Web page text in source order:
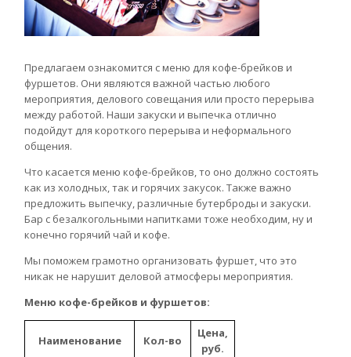
Предлагаем ознакомится с меню для кофе-брейков и
фуршетов. Они являются важной частью любого
мероприятия, делового совещания или просто перерыва
между работой. Наши закуски и выпечка отлично
подойдут для короткого перерыва и неформального
общения.
Что касается меню кофе-брейков, то оно должно состоять
как из холодных, так и горячих закусок. Также важно
предложить выпечку, различные бутерброды и закуски.
Бар с безалкогольными напитками тоже необходим, ну и
конечно горячий чай и кофе.
Мы поможем грамотно организовать фуршет, что это
никак не нарушит деловой атмосферы мероприятия.
Меню кофе-брейков и фуршетов:
Наименование Кол-во
Цена,
руб.